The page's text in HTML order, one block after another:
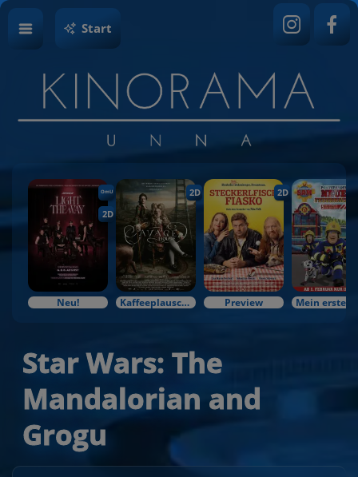
Start
OmU
2D
Neu!
2D
Kaffeeplausch & Kinozauber
2D
Preview
Star Wars: The
Mandalorian and
Grogu